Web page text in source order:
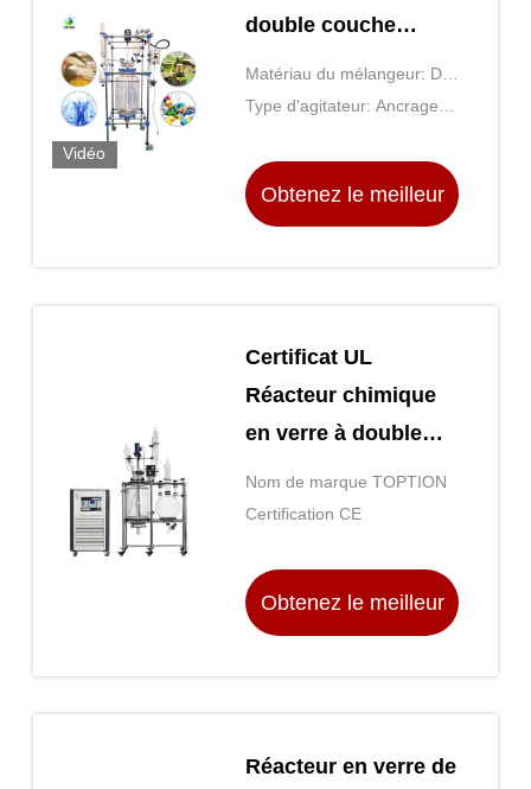
Vidéo
double couche
personnalisé
Matériau du mélangeur: De
verre ou d'acier inoxydable
Type d'agitateur: Ancrage,
Obtenez le meilleur
Certificat UL
Réacteur chimique
en verre à double
couche 5L 10L 20L
50L 100L 200L
Nom de marque TOPTION
Certification CE
Obtenez le meilleur
Réacteur en verre de